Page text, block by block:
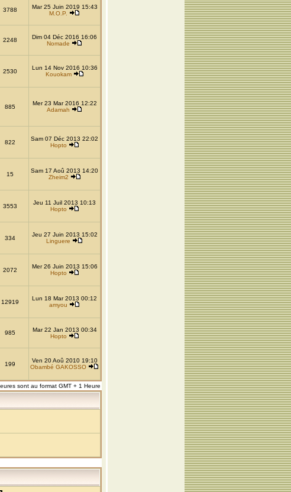
3788
Mar 25 Juin 2019 15:43
M.O.P.
2248
Dim 04 Déc 2016 16:06
Nomade
2530
Lun 14 Nov 2016 10:36
Kouokam
885
Mer 23 Mar 2016 12:22
Adamah
822
Sam 07 Déc 2013 22:02
Hopto
15
Sam 17 Aoû 2013 14:20
Zheim2
3553
Jeu 11 Juil 2013 10:13
Hopto
334
Jeu 27 Juin 2013 15:02
Linguere
2072
Mer 26 Juin 2013 15:06
Hopto
12919
Lun 18 Mar 2013 00:12
amyou
985
Mar 22 Jan 2013 00:34
Hopto
199
Ven 20 Aoû 2010 19:10
Obambé GAKOSSO
sont au format GMT + 1 Heure